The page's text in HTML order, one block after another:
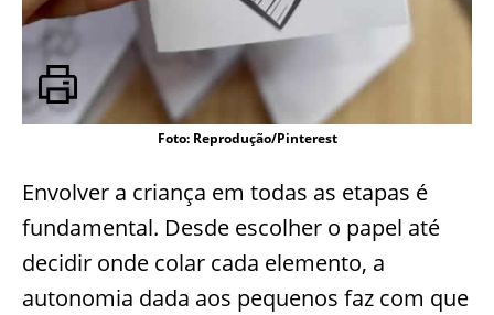
Foto: Reprodução/Pinterest
Envolver a criança em todas as etapas é
fundamental. Desde escolher o papel até
decidir onde colar cada elemento, a
autonomia dada aos pequenos faz com que